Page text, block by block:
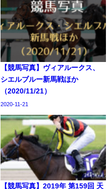
【競馬写真】ヴィアルークス、
シエルブルー新馬戦ほか
（2020/11/21）
2020-11-21
【競馬写真】2019年 第159回 天